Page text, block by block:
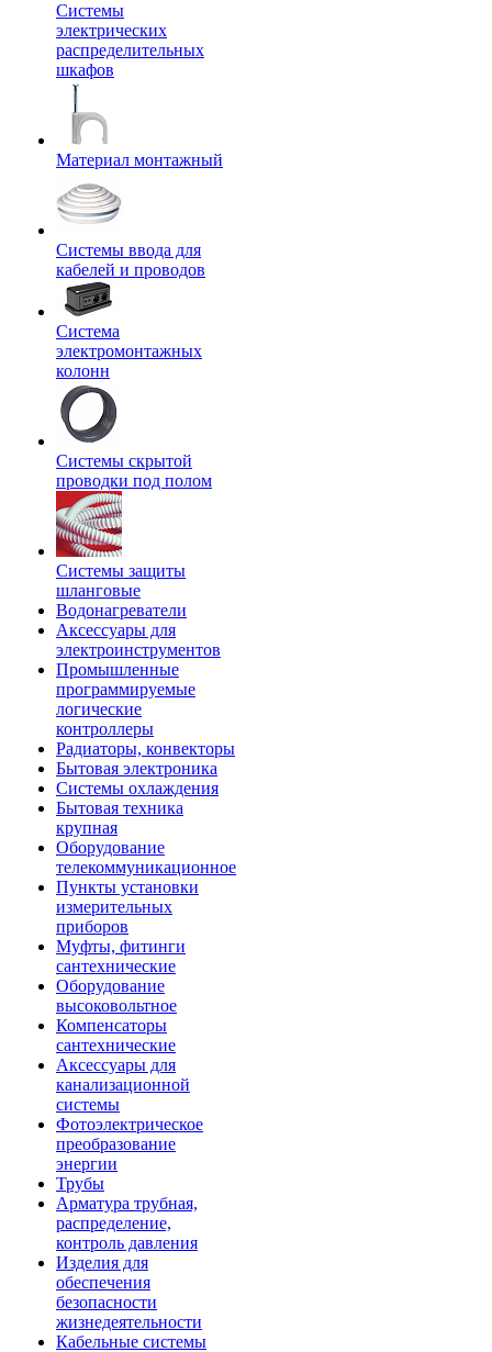
Системы
электрических
распределительных
шкафов
Материал монтажный
Системы ввода для
кабелей и проводов
Система
электромонтажных
колонн
Системы скрытой
проводки под полом
Системы защиты
шланговые
Водонагреватели
Аксессуары для
электроинструментов
Промышленные
программируемые
логические
контроллеры
Радиаторы, конвекторы
Бытовая электроника
Системы охлаждения
Бытовая техника
крупная
Оборудование
телекоммуникационное
Пункты установки
измерительных
приборов
Муфты, фитинги
сантехнические
Оборудование
высоковольтное
Компенсаторы
сантехнические
Аксессуары для
канализационной
системы
Фотоэлектрическое
преобразование
энергии
Трубы
Арматура трубная,
распределение,
контроль давления
Изделия для
обеспечения
безопасности
жизнедеятельности
Кабельные системы